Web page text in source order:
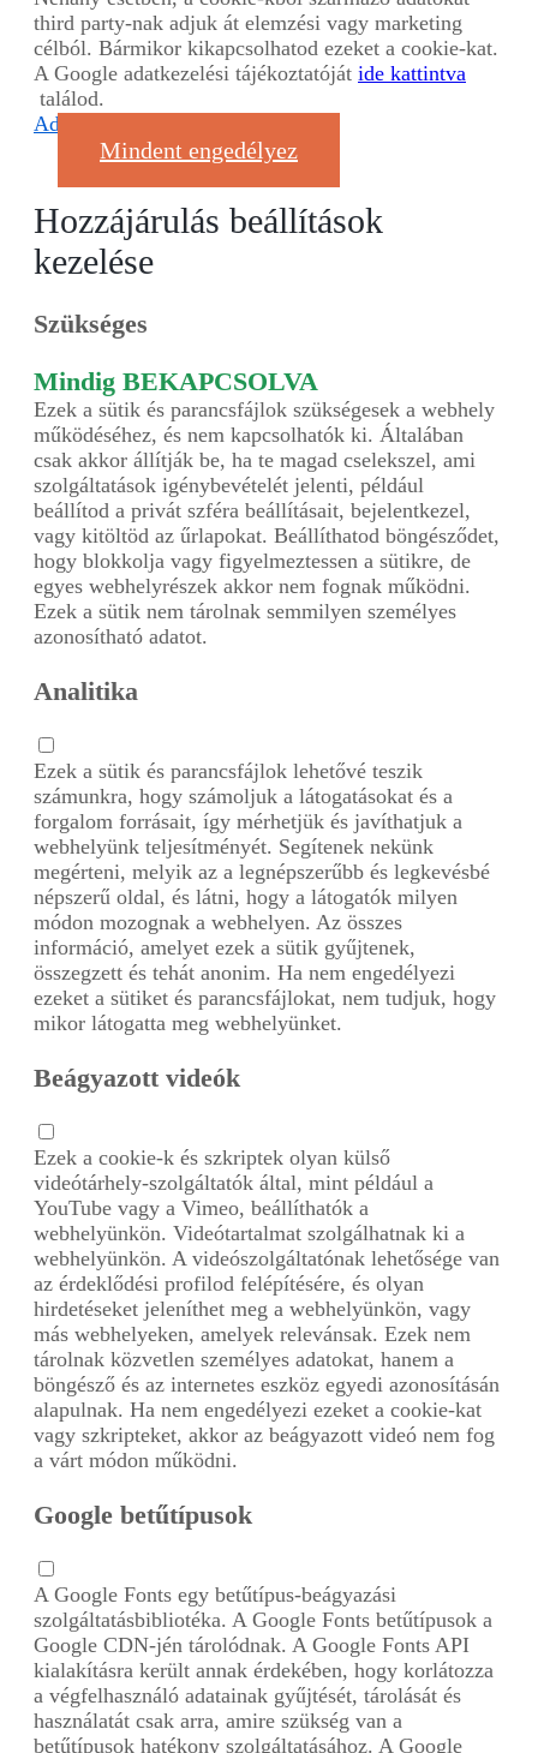
third party-nak adjuk át elemzési vagy marketing
célból. Bármikor kikapcsolhatod ezeket a cookie-kat.
A Google adatkezelési tájékoztatóját ide kattintva
találod.
Adatvédelmi nyilatkozat
Mindent engedélyez
Hozzájárulás beállítások
kezelése
Szükséges
Mindig BEKAPCSOLVA
Ezek a sütik és parancsfájlok szükségesek a webhely
működéséhez, és nem kapcsolhatók ki. Általában
csak akkor állítják be, ha te magad cselekszel, ami
szolgáltatások igénybevételét jelenti, például
beállítod a privát szféra beállításait, bejelentkezel,
vagy kitöltöd az űrlapokat. Beállíthatod böngésződet,
hogy blokkolja vagy figyelmeztessen a sütikre, de
egyes webhelyrészek akkor nem fognak működni.
Ezek a sütik nem tárolnak semmilyen személyes
azonosítható adatot.
Analitika
Ezek a sütik és parancsfájlok lehetővé teszik
számunkra, hogy számoljuk a látogatásokat és a
forgalom forrásait, így mérhetjük és javíthatjuk a
webhelyünk teljesítményét. Segítenek nekünk
megérteni, melyik az a legnépszerűbb és legkevésbé
népszerű oldal, és látni, hogy a látogatók milyen
módon mozognak a webhelyen. Az összes
információ, amelyet ezek a sütik gyűjtenek,
összegzett és tehát anonim. Ha nem engedélyezi
ezeket a sütiket és parancsfájlokat, nem tudjuk, hogy
mikor látogatta meg webhelyünket.
Beágyazott videók
Ezek a cookie-k és szkriptek olyan külső
videótárhely-szolgáltatók által, mint például a
YouTube vagy a Vimeo, beállíthatók a
webhelyünkön. Videótartalmat szolgálhatnak ki a
webhelyünkön. A videószolgáltatónak lehetősége van
az érdeklődési profilod felépítésére, és olyan
hirdetéseket jeleníthet meg a webhelyünkön, vagy
más webhelyeken, amelyek relevánsak. Ezek nem
tárolnak közvetlen személyes adatokat, hanem a
böngésző és az internetes eszköz egyedi azonosításán
alapulnak. Ha nem engedélyezi ezeket a cookie-kat
vagy szkripteket, akkor az beágyazott videó nem fog
a várt módon működni.
Google betűtípusok
A Google Fonts egy betűtípus-beágyazási
szolgáltatásbibliotéka. A Google Fonts betűtípusok a
Google CDN-jén tárolódnak. A Google Fonts API
kialakításra került annak érdekében, hogy korlátozza
a végfelhasználó adatainak gyűjtését, tárolását és
használatát csak arra, amire szükség van a
betűtípusok hatékony szolgáltatásához. A Google